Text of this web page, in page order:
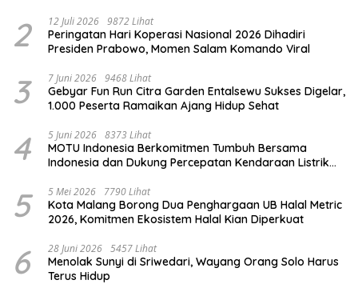
2 12 Juli 2026 9872 Lihat
Peringatan Hari Koperasi Nasional 2026 Dihadiri
Presiden Prabowo, Momen Salam Komando Viral
3 7 Juni 2026 9468 Lihat
Gebyar Fun Run Citra Garden Entalsewu Sukses Digelar,
1.000 Peserta Ramaikan Ajang Hidup Sehat
4 5 Juni 2026 8373 Lihat
MOTU Indonesia Berkomitmen Tumbuh Bersama
Indonesia dan Dukung Percepatan Kendaraan Listrik
5 5 Mei 2026 7790 Lihat
Kota Malang Borong Dua Penghargaan UB Halal Metric
2026, Komitmen Ekosistem Halal Kian Diperkuat
6 28 Juni 2026 5457 Lihat
Menolak Sunyi di Sriwedari, Wayang Orang Solo Harus
Terus Hidup